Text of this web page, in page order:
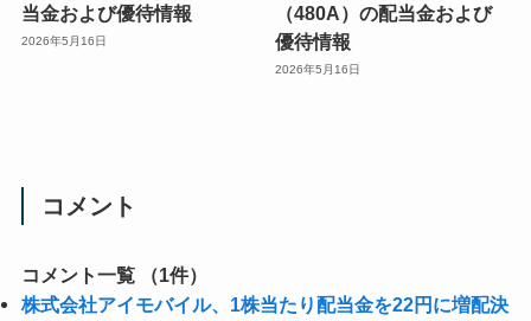
当金および優待情報
2026年5月16日
（480A）の配当金および
優待情報
2026年5月16日
コメント
コメント一覧
（1件）
株式会社アイモバイル、1株当たり配当金を22円に増配決